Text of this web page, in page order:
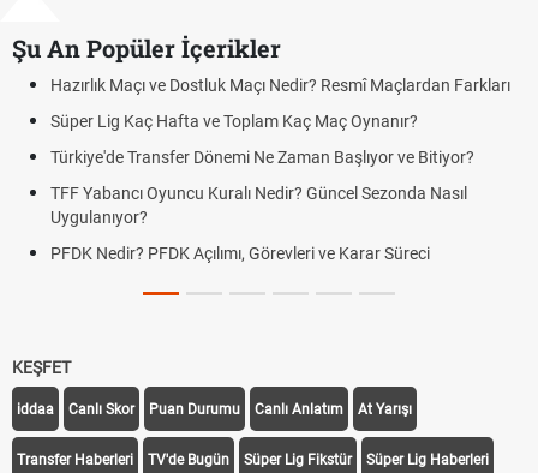
Şu An Popüler İçerikler
Maçı ve Dostluk Maçı Nedir? Resmî Maçlardan Farkları
Kaç Hafta ve Toplam Kaç Maç Oynanır?
Transfer Dönemi Ne Zaman Başlıyor ve Bitiyor?
Oyuncu Kuralı Nedir? Güncel Sezonda Nasıl
PFDK Açılımı, Görevleri ve Karar Süreci
Puan
Futbol
KEŞFET
iddaa Canlı Skor Puan Durumu Canlı Anlatım At Yarışı